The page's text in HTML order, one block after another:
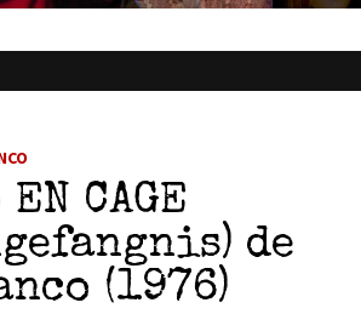
EN CAGE
de
(1976)